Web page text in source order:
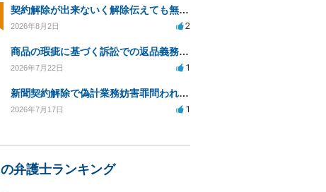
契約解除が出来ないく解除伝えても無視請求をされる
2026年8月2日 2
商品の瑕疵に基づく訴訟での返品義務の有無について教えてください
2026年7月22日 1
新聞契約解除で偽計業務妨害罪問われる可能性は？
2026年7月17日 1
弁護士ランキング